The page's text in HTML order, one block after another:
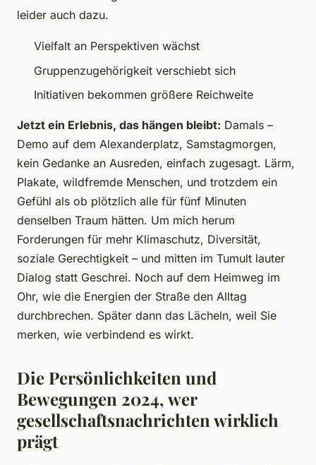
leider auch dazu.
Vielfalt an Perspektiven wächst
Gruppenzugehörigkeit verschiebt sich
Initiativen bekommen größere Reichweite
Jetzt ein Erlebnis, das hängen bleibt: Damals –
Demo auf dem Alexanderplatz, Samstagmorgen,
kein Gedanke an Ausreden, einfach zugesagt. Lärm,
Plakate, wildfremde Menschen, und trotzdem ein
Gefühl als ob plötzlich alle für fünf Minuten
denselben Traum hätten. Um mich herum
Forderungen für mehr Klimaschutz, Diversität,
soziale Gerechtigkeit – und mitten im Tumult lauter
Dialog statt Geschrei. Noch auf dem Heimweg im
Ohr, wie die Energien der Straße den Alltag
durchbrechen. Später dann das Lächeln, weil Sie
merken, wie verbindend es wirkt.
Die Persönlichkeiten und
Bewegungen 2024, wer
gesellschaftsnachrichten wirklich
prägt